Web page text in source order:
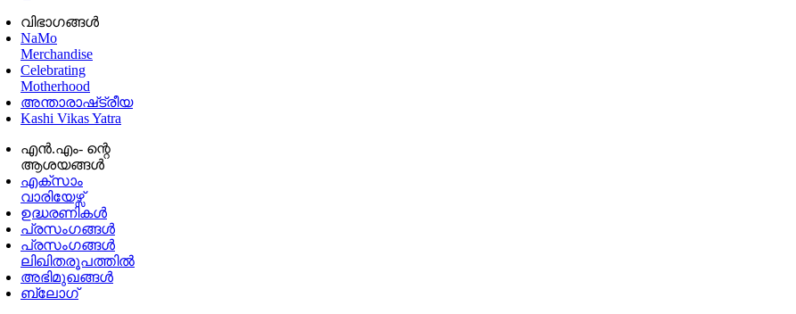
വിഭാഗങ്ങൾ
NaMo
Merchandise
Celebrating
Motherhood
അന്താരാഷ്‌ട്രീയ
Kashi Vikas Yatra
എൻ.എം- ന്റെ
ആശയങ്ങൾ
എക്സാം
വാരിയേഴ്സ്
ഉദ്ധരണികള്‍
പ്രസംഗങ്ങള്‍
പ്രസംഗങ്ങൾ
ലിഖിതരൂപത്തിൽ
അഭിമുഖങ്ങൾ
ബ്ലോഗ്